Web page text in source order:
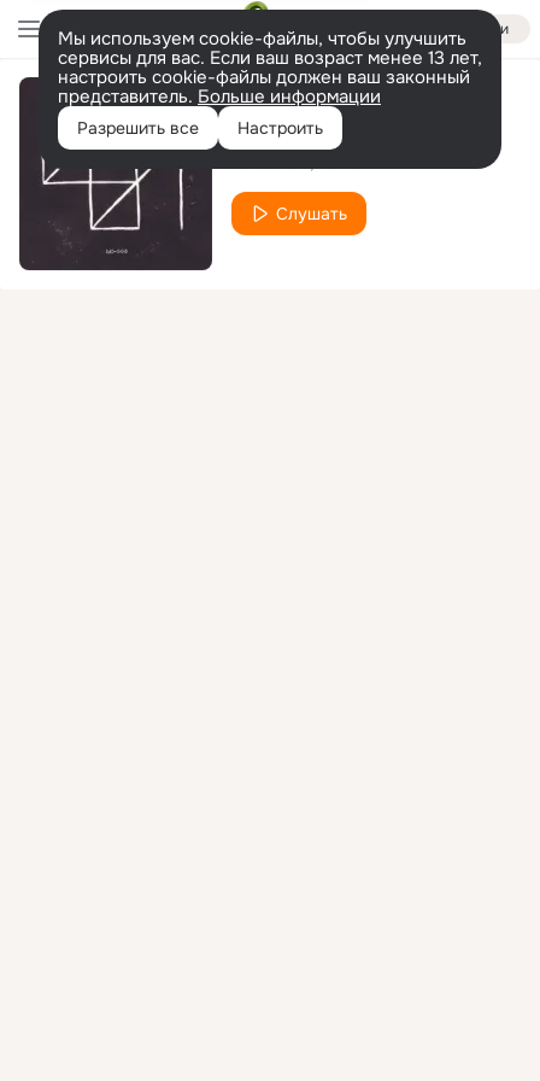
Войти
Мы используем cookie-файлы, чтобы улучшить
сервисы для вас. Если ваш возраст менее 13 лет,
настроить cookie-файлы должен ваш законный
представитель. Больше информации
Разрешить все Настроить
Camaro
Слушать